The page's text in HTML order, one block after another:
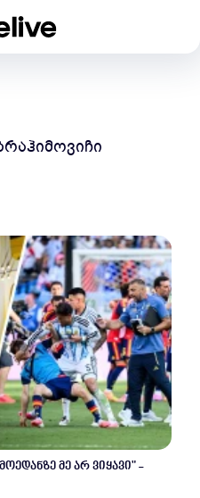
მე არ ვიყავი" -